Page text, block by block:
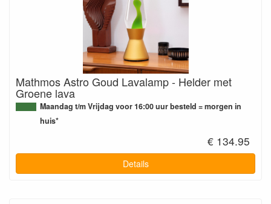
Mathmos Astro Goud Lavalamp - Helder met
Groene lava
Maandag t/m Vrijdag voor 16:00 uur besteld = morgen in
huis*
€ 134.95
Details